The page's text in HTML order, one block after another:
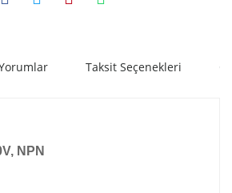
Taksit Seçenekleri
NPN